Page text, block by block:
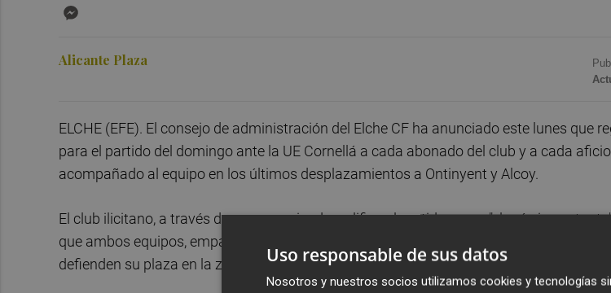
Alicante Plaza
ELCHE (EFE). El consejo de administración del Elche CF ha anunciado este lunes que
para el partido del domingo ante la UE Cornellá a cada abonado del club y a cada
acompañado al equipo en los últimos desplazamientos a Ontinyent y Alcoy.
El club ilicitano, a través de un comunicado, califica el partido como "el más
que ambos equipos, empatados a 48 puntos y tercero y cuarto en la clasificación,
defienden su plaza en la zona de promoción.Uso responsable de sus datos
Nosotros y nuestros socios utilizamos cookies y tecnologías